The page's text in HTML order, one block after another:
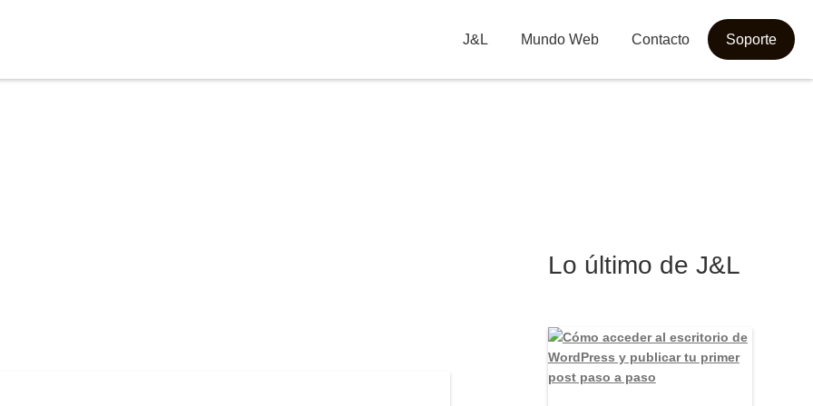
J&L Mundo Web Contacto Soporte
Lo último de J&L